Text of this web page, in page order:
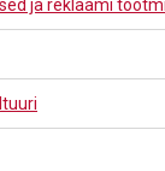
ja reklaami